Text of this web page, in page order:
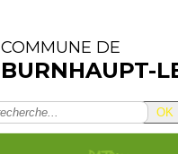
COMMUNE DE
BURNHAUPT-
OK